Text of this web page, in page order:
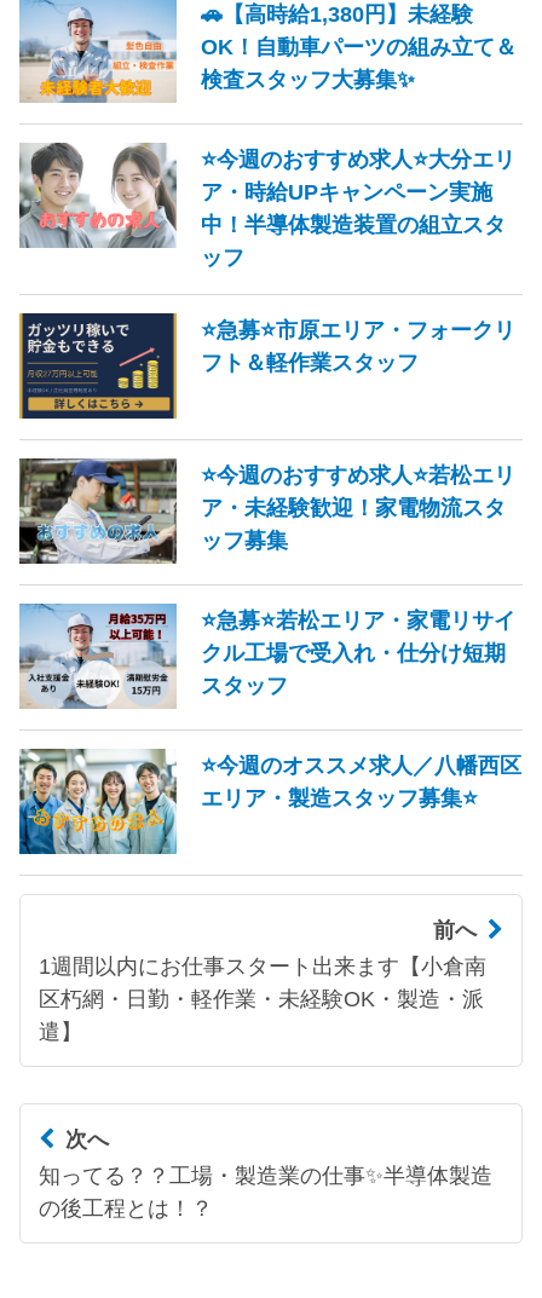
🚗【高時給1,380円】未経験
OK！自動車パーツの組み立て＆
検査スタッフ大募集✨
⭐今週のおすすめ求人⭐大分エリ
ア・時給UPキャンペーン実施
中！半導体製造装置の組立スタ
ッフ
⭐急募⭐市原エリア・フォークリ
フト＆軽作業スタッフ
⭐今週のおすすめ求人⭐若松エリ
ア・未経験歓迎！家電物流スタ
ッフ募集
⭐急募⭐若松エリア・家電リサイ
クル工場で受入れ・仕分け短期
スタッフ
⭐今週のオススメ求人／八幡西区
エリア・製造スタッフ募集⭐
前へ
1週間以内にお仕事スタート出来ます【小倉南
区朽網・日勤・軽作業・未経験OK・製造・派
遣】
次へ
知ってる？？工場・製造業の仕事✨半導体製造
の後工程とは！？